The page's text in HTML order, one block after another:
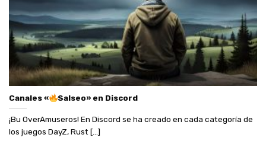
Canales « Salseo» en Discord
¡Bu OverAmuseros! En Discord se ha creado en cada categoría de
los juegos DayZ, Rust [...]